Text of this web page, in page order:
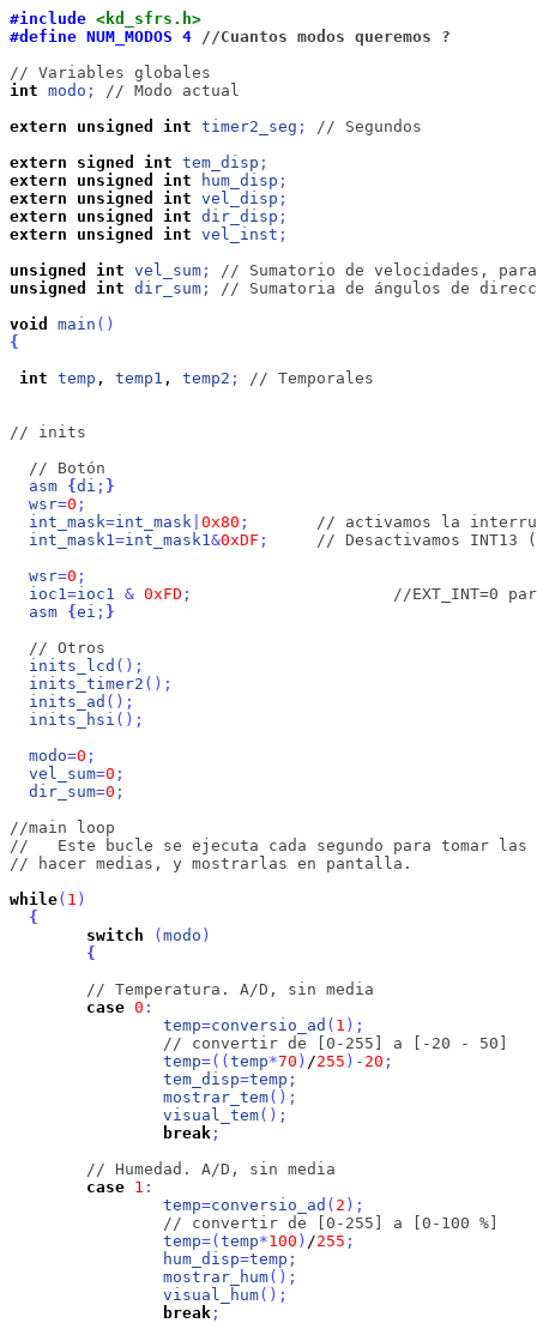
#include <kd_sfrs.h>
#define NUM_MODOS 4 //Cuantos modos queremos ?
// Variables globales
int modo ;
// Modo actual
extern
unsigned int timer2_seg ;
// Segundos
extern
signed int tem_disp ;
extern
unsigned int hum_disp ;
extern
unsigned int vel_disp ;
extern
unsigned int dir_disp ;
extern
unsigned int vel_inst ;
unsigned
int vel_sum ;
// Sumatorio de velocidades,
unsigned
int dir_sum ;
// Sumatoria de ángulos de
void
main ( )
{
int temp , temp1 , temp2 ; // Temporales
// inits
// Botón
asm { di ; }
wsr=0 ;
int_mask=int_mask 0x80 ;
// activamos la
int_mask1=int_mask1&0xDF ;
// Desactivamos INT13
wsr=0 ;
ioc1=ioc1 & 0xFD ;
//EXT_INT=0
asm { ei ; }
// Otros
inits_lcd ( ) ;
inits_timer2 ( ) ;
inits_ad ( ) ;
inits_hsi ( ) ;
modo=0 ;
vel_sum=0 ;
dir_sum=0 ;
//main loop
//   Este bucle se ejecuta cada segundo para tomar las
// hacer medias, y mostrarlas en pantalla.
while( 1 )
{
switch
( modo )
{
// Temperatura. A/D, sin media
case 0 :
temp=conversio_ad ( 1 ) ;
// convertir de [0-255] a [-20 - 50]
temp=( ( temp*70 ) /255 ) - 20 ;
tem_disp=temp ;
mostrar_tem( ) ;
visual_tem( ) ;
break ;
// Humedad. A/D, sin media
case 1 :
temp=conversio_ad ( 2 ) ;
// convertir de [0-255] a [0-100 %]
temp=( temp*100 ) /255 ;
hum_disp=temp ;
mostrar_hum( ) ;
visual_hum( ) ;
break ;